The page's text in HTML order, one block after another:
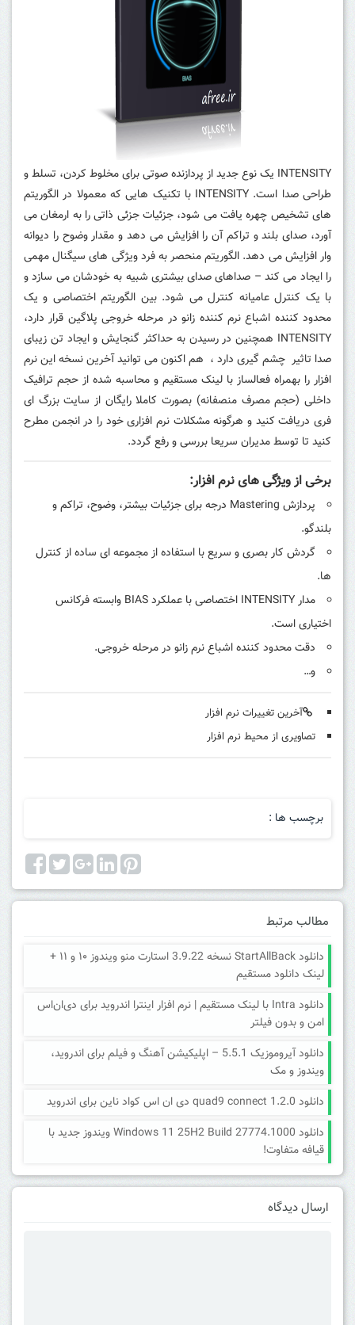
INTENSITY یک نوع جدید از پردازنده صوتی برای مخلوط کردن، تسلط و
طراحی صدا است.
INTENSITY با تکنیک هایی که معمولا در الگوریتم
های تشخیص چهره یافت می شود، جزئیات جزئی ذاتی را به ارمغان می
آورد، صدای بلند و تراکم آن را افزایش می دهد و مقدار وضوح را دیوانه
وار افزایش می دهد. الگوریتم منحصر به فرد ویژگی های سیگنال مهمی
را ایجاد می کند – صداهای صدای بیشتری شبیه به خودشان می سازد و
با یک کنترل عامیانه کنترل می شود.بین الگوریتم اختصاصی و یک
محدود کننده اشباع نرم کننده زانو در مرحله خروجی پلاگین قرار دارد،
INTENSITY همچنین در رسیدن به حداکثر گنجایش و ایجاد تن زیبای
صدا تاثیر چشم گیری دارد ، هم اکنون می توانید آخرین نسخه این نرم
افزار را بهمراه فعالساز با لینک مستقیم و محاسبه شده از حجم ترافیک
داخلی (حجم مصرف منصفانه) بصورت کاملا رایگان از سایت بزرگ ای
فری دریافت کنید و هرگونه مشکلات نرم افزاری خود را در انجمن مطرح
کنید تا توسط مدیران سریعا بررسی و رفع گردد.
برخی از ویژگی های نرم افزار:
پردازش Mastering درجه برای جزئیات بیشتر، وضوح، تراکم و
بلندگو.
گردش کار بصری و سریع با استفاده از مجموعه ای ساده از کنترل
ها.
مدار INTENSITY اختصاصی با عملکرد BIAS وابسته فرکانس
اختیاری است.
دقت محدود کننده اشباع نرم زانو در مرحله خروجی.
و…
آخرین تغییرات نرم افزار
تصاویری از محیط نرم افزار
برچسب ها :
مطالب مرتبط
دانلود StartAllBack نسخه 3.9.22 استارت منو ویندوز ۱۰ و ۱۱ +
لینک دانلود مستقیم
دانلود Intra با لینک مستقیم | نرم افزار اینترا اندروید برای دی‌ان‌اس
امن و بدون فیلتر
دانلود آیروموزیک 5.5.1 – اپلیکیشن آهنگ و فیلم برای اندروید،
ویندوز و مک
دانلود quad9 connect 1.2.0 دی ان اس کواد ناین برای اندروید
دانلود Windows 11 25H2 Build 27774.1000 ویندوز جدید با
قیافه متفاوت!
ارسال دیدگاه